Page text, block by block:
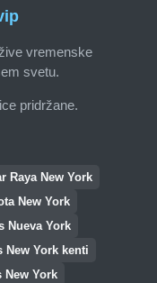
vremenske
svetu.
pridržane.
Raya New York
New York
Nueva York
New York kenti
New York